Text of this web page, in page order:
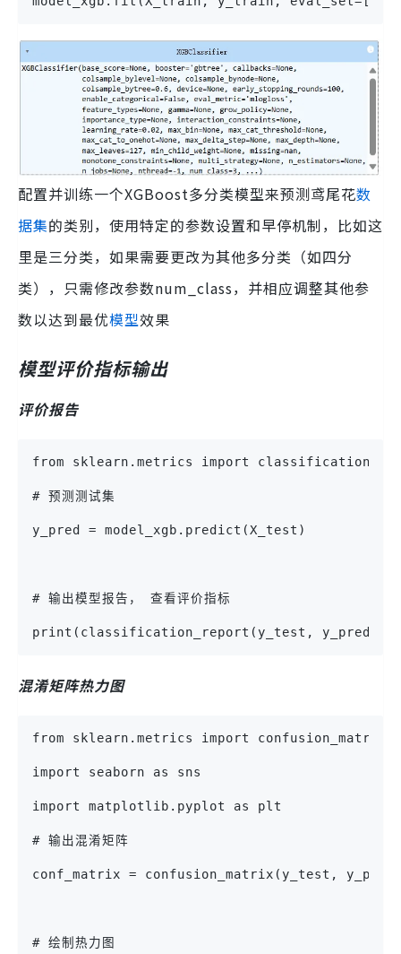
配置并训练一个XGBoost多分类模型来预测鸢尾花数
据集的类别，使用特定的参数设置和早停机制，比如这
里是三分类，如果需要更改为其他多分类（如四分
类），只需修改参数num_class，并相应调整其他参
数以达到最优模型效果
模型评价指标输出
评价报告
from sklearn.metrics import
# 预测测试集
y_pred = model_xgb.predict(X_test)
# 输出模型报告， 查看评价指标
print(classification_report(y_test, y_pred))
混淆矩阵热力图
from sklearn.metrics import confusion_matrix
import seaborn as sns
import matplotlib.pyplot as plt
# 输出混淆矩阵
conf_matrix = confusion_matrix(y_test,
# 绘制热力图